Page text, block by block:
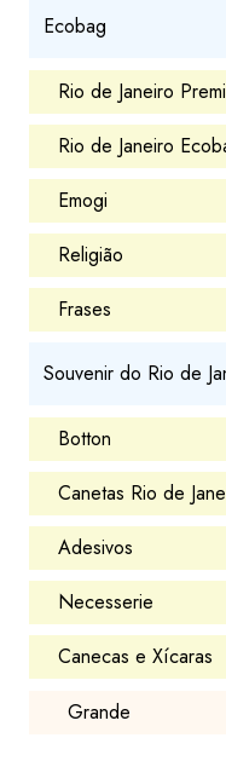
Ecobag
Rio de Janeiro
Rio de Janeiro
Emogi
Religião
Frases
Souvenir do Rio de
Botton
Canetas Rio de
Adesivos
Necesserie
Canecas e Xícaras
Grande